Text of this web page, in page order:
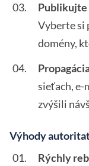
Publikujte
Vyberte si
domény,
sieťach, e-
zvýšili
Výhody
Rýchly